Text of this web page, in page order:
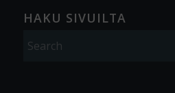
HAKU SIVUILTA